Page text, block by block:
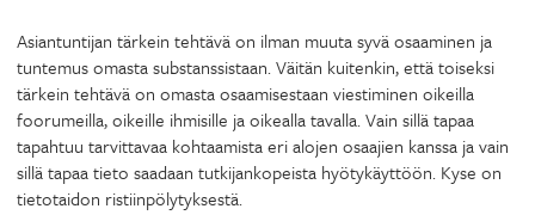
Asiantuntijan tärkein tehtävä on ilman muuta syvä osaaminen ja
tuntemus omasta substanssistaan. Väitän kuitenkin, että toiseksi
tärkein tehtävä on omasta osaamisestaan viestiminen oikeilla
foorumeilla, oikeille ihmisille ja oikealla tavalla. Vain sillä tapaa
tapahtuu tarvittavaa kohtaamista eri alojen osaajien kanssa ja vain
sillä tapaa tieto saadaan tutkijankopeista hyötykäyttöön. Kyse on
tietotaidon ristiinpölytyksestä.